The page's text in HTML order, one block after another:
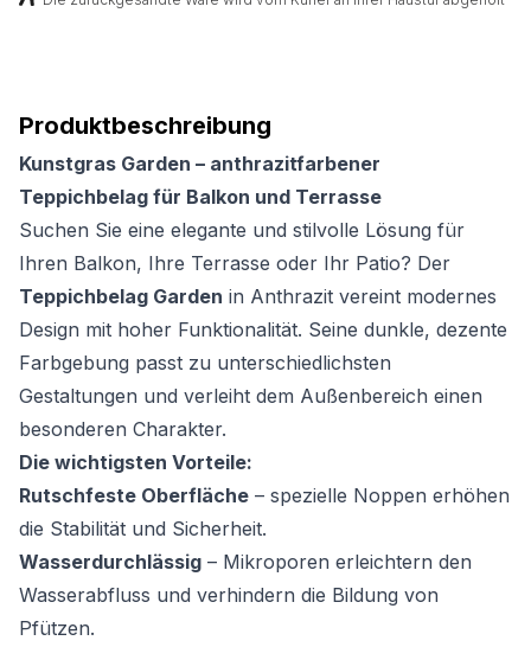
Produktbeschreibung
Kunstgras Garden – anthrazitfarbener
Teppichbelag für Balkon und Terrasse
Suchen Sie eine elegante und stilvolle Lösung für
Ihren Balkon, Ihre Terrasse oder Ihr Patio? Der
Teppichbelag Garden in Anthrazit vereint modernes
Design mit hoher Funktionalität. Seine dunkle, dezente
Farbgebung passt zu unterschiedlichsten
Gestaltungen und verleiht dem Außenbereich einen
besonderen Charakter.
Die wichtigsten Vorteile:
Rutschfeste Oberfläche – spezielle Noppen erhöhen
die Stabilität und Sicherheit.
Wasserdurchlässig – Mikroporen erleichtern den
Wasserabfluss und verhindern die Bildung von
Pfützen.